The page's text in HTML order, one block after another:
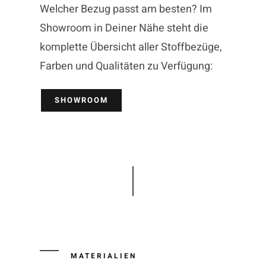
Welcher Bezug passt am besten? Im
Showroom in Deiner Nähe steht die
komplette Übersicht aller Stoffbezüge,
Farben und Qualitäten zu Verfügung:
SHOWROOM
MATERIALIEN